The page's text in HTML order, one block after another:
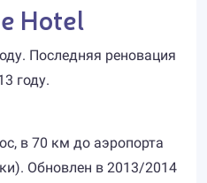
Hotel
Последняя реновация
году.
в 70 км до аэропорта
Обновлен в 2013/2014